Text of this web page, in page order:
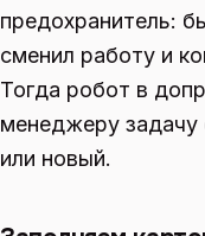
предохранитель:
сменил работу и
Тогда робот в
менеджеру задачу
или новый.